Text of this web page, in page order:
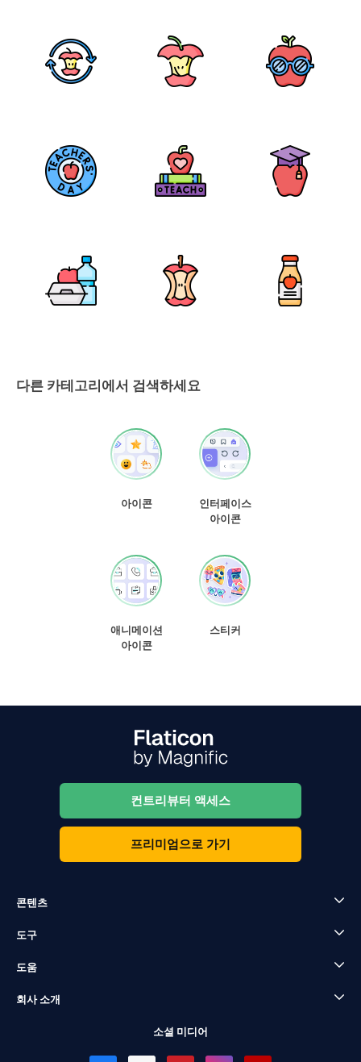
다른 카테고리에서 검색하세요
아이콘
인터페이스
아이콘
애니메이션
아이콘
스티커
컨트리뷰터 액세스
프리미엄으로 가기
콘텐츠
도구
도움
회사 소개
소셜 미디어